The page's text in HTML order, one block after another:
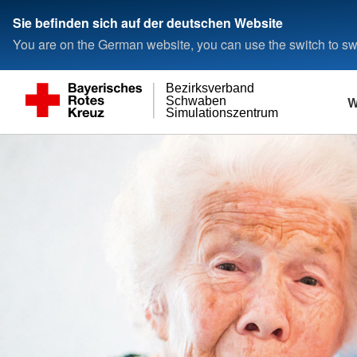
Sie befinden sich auf der deutschen Website
You are on the German website, you can use the switch to
Simulationszentrum
Schwaben
Bezirksverband